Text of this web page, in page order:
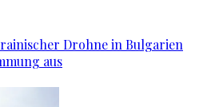
Drohne in Bulgarien
aus